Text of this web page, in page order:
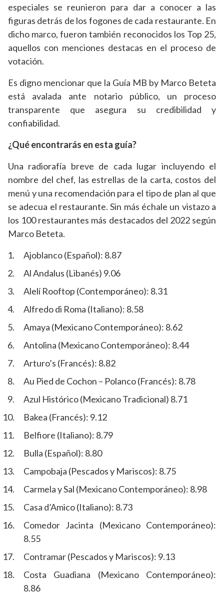
especiales se reunieron para dar a conocer a las
figuras detrás de los fogones de cada restaurante. En
dicho marco, fueron también reconocidos los Top 25,
aquellos con menciones destacas en el proceso de
votación.
Es digno mencionar que la Guía MB by Marco Beteta
está avalada ante notario público, un proceso
transparente que asegura su credibilidad y
confiabilidad.
¿Qué encontrarás en esta guía?
Una radiorafía breve de cada lugar incluyendo el
nombre del chef, las estrellas de la carta, costos del
menú y una recomendación para el tipo de plan al que
se adecua el restaurante. Sin más échale un vistazo a
los 100 restaurantes más destacados del 2022 según
Marco Beteta.
Ajoblanco (Español): 8.87
Al Andalus (Libanés) 9.06
Alelí Rooftop (Contemporáneo): 8.31
Alfredo di Roma (Italiano): 8.58
Amaya (Mexicano Contemporáneo): 8.62
Antolina (Mexicano Contemporáneo): 8.44
Arturo’s (Francés): 8.82
Au Pied de Cochon – Polanco (Francés): 8.78
Azul Histórico (Mexicano Tradicional) 8.71
Bakea (Francés): 9.12
Belfiore (Italiano): 8.79
Bulla (Español): 8.80
Campobaja (Pescados y Mariscos): 8.75
Carmela y Sal (Mexicano Contemporáneo): 8.98
Casa d’Amico (Italiano): 8.73
Comedor Jacinta (Mexicano Contemporáneo):
8.55
Contramar (Pescados y Mariscos): 9.13
Costa Guadiana (Mexicano Contemporáneo):
8.86